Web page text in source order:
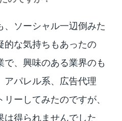
ソーシャル一辺倒みた
的な気持ちもあったの
、興味のある業界のも
アパレル系、広告代理
ーしてみたのですが、
は得られませんでした